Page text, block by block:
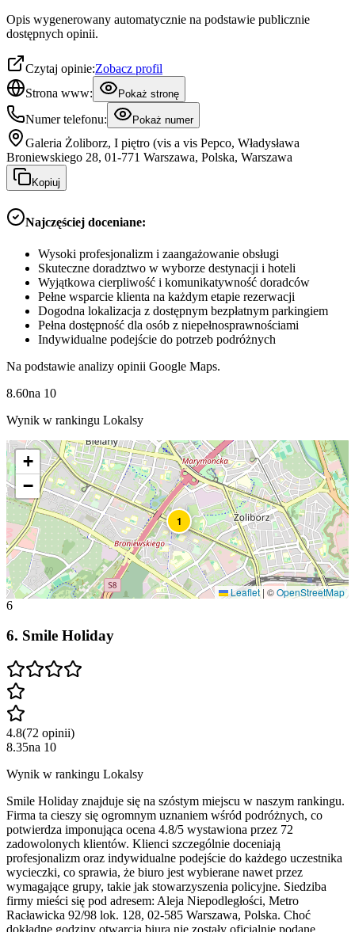
Opis wygenerowany automatycznie na podstawie publicznie
dostępnych opinii.
Czytaj opinie:Zobacz profil
Strona www:
Pokaż stronę
Numer telefonu: Pokaż numer
Galeria Żoliborz, I piętro (vis a vis Pepco, Władysława
Broniewskiego 28, 01-771 Warszawa, Polska, Warszawa
Kopiuj
Najczęściej doceniane:
Wysoki profesjonalizm i zaangażowanie obsługi
Skuteczne doradztwo w wyborze destynacji i hoteli
Wyjątkowa cierpliwość i komunikatywność doradców
Pełne wsparcie klienta na każdym etapie rezerwacji
Dogodna lokalizacja z dostępnym bezpłatnym parkingiem
Pełna dostępność dla osób z niepełnosprawnościami
Indywidualne podejście do potrzeb podróżnych
Na podstawie analizy opinii Google Maps.
8.60na 10
Wynik w rankingu Lokalsy
1
+
−
Leaflet | ©OpenStreetMap
6
6. Smile Holiday
4.8(72 opinii)
8.35na 10
Wynik w rankingu Lokalsy
Smile Holiday znajduje się na szóstym miejscu w naszym rankingu.
Firma ta cieszy się ogromnym uznaniem wśród podróżnych, co
potwierdza imponująca ocena 4.8/5 wystawiona przez 72
zadowolonych klientów. Klienci szczególnie doceniają
profesjonalizm oraz indywidualne podejście do każdego uczestnika
wycieczki, co sprawia, że biuro jest wybierane nawet przez
wymagające grupy, takie jak stowarzyszenia policyjne. Siedziba
firmy mieści się pod adresem: Aleja Niepodległości, Metro
Racławicka 92/98 lok. 128, 02-585 Warszawa, Polska. Choć
dokładne godziny otwarcia biura nie zostały oficjalnie podane,